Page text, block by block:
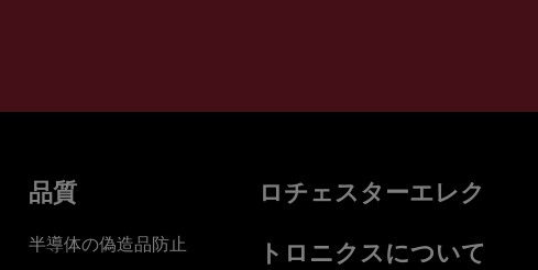
品質
半導体の偽造品防止
ロチェスターエレク
トロニクスについて